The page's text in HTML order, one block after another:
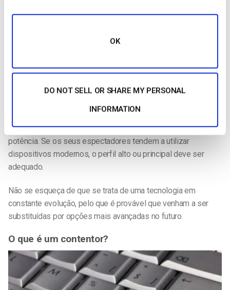
OK
DO NOT SELL OR SHARE MY PERSONAL
INFORMATION
dispositivos do utilizador. Atualmente, a potência dos
suportado por todos os smartphones, tablets, computadores,
entanto, a utilização de um perfil elevado pode impedir que os
conteúdos.
Resumindo: utilize o perfil de base se estiver a visar
utilizadores em dispositivos muito antigos e com pouca
potência. Se os seus espectadores tendem a utilizar
dispositivos modernos, o perfil alto ou principal deve ser
adequado.
Não se esqueça de que se trata de uma tecnologia em
constante evolução, pelo que é provável que venham a ser
substituídas por opções mais avançadas no futuro.
O que é um contentor?